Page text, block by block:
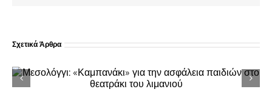
Σχετικά Άρθρα
Αγριλιά Μεσολογγίου: Έκλεψαν μηχανή την
ώρα της λαϊκής βραδιάς – Βρέθηκε άθικτη